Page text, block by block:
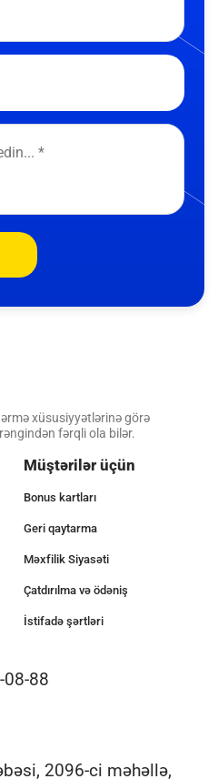
xüsusiyyətlərinə görə
fərqli ola bilər.
Müştərilər üçün
Bonus kartları
Geri qaytarma
Məxfilik Siyasəti
Çatdırılma və ödəniş
İstifadə şərtləri
88
2096-ci məhəllə,